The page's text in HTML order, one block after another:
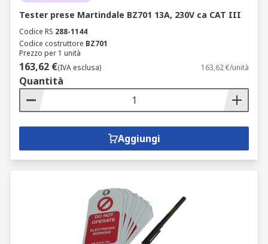
Tester prese Martindale BZ701 13A, 230V ca CAT III
Codice RS 288-1144
Codice costruttore BZ701
Prezzo per 1 unità
163,62 €(IVA esclusa) 163,62 €/unità
Quantità
Aggiungi